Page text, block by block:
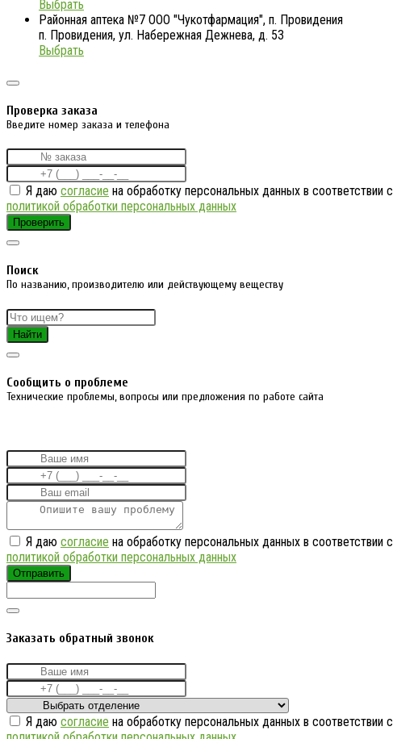
Выбрать
Районная аптека №7 ООО "Чукотфармация", п. Провидения
п. Провидения, ул. Набережная Дежнева, д. 53
Выбрать
Проверка заказа
Введите номер заказа и телефона
Я даю согласие на обработку персональных данных в соответствии с
политикой обработки персональных данных
Проверить
Поиск
По названию, производителю или действующему веществу
Найти
Cообщить о проблеме
Технические проблемы, вопросы или предложения по работе сайта
Я даю согласие на обработку персональных данных в соответствии с
политикой обработки персональных данных
Отправить
Заказать обратный звонок
Я даю согласие на обработку персональных данных в соответствии с